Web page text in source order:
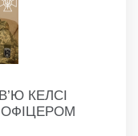
КЕЛСІ
ОФІЦЕРОМ